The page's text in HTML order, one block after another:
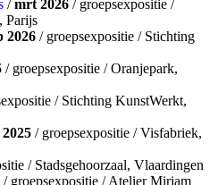
/mrt 2026 / groepsexpositie /
Parijs
2026 / groepsexpositie / Stichting
/ groepsexpositie / Oranjepark,
/ Stichting KunstWerkt,
2025 / groepsexpositie / Visfabriek,
/ Stadsgehoorzaal, Vlaardingen
/ groepsexpositie / Atelier Mirjam